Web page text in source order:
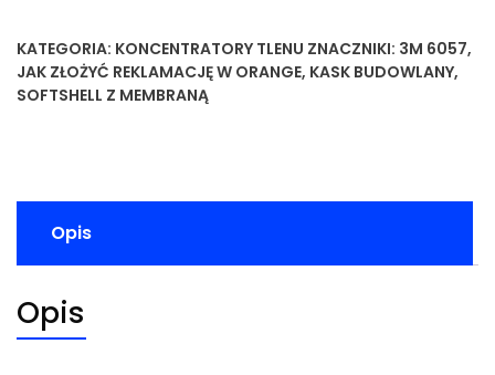
KATEGORIA: KONCENTRATORY TLENU ZNACZNIKI: 3M 6057,
JAK ZŁOŻYĆ REKLAMACJĘ W ORANGE, KASK BUDOWLANY,
SOFTSHELL Z MEMBRANĄ
Opis
Opis